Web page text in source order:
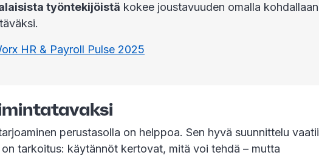
työntekijöistä kokee joustavuuden omalla kohdallaan
HR & Payroll Pulse 2025
perustasolla on helppoa. Sen hyvä suunnittelu vaatii
on tarkoitus: käytännöt kertovat, mitä voi tehdä – mutta